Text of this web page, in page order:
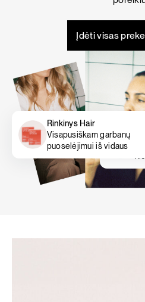
Įdėti visas
Rinkinys Hair
Visapusiškam garbanų
puoselėjimui iš vidaus